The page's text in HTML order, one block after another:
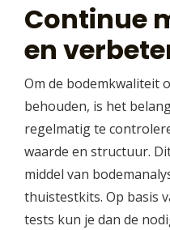
Continue
en
Om de bodemkwaliteit
behouden, is het
regelmatig te
waarde en structuur.
middel van
thuistestkits. Op basis
tests kun je dan de